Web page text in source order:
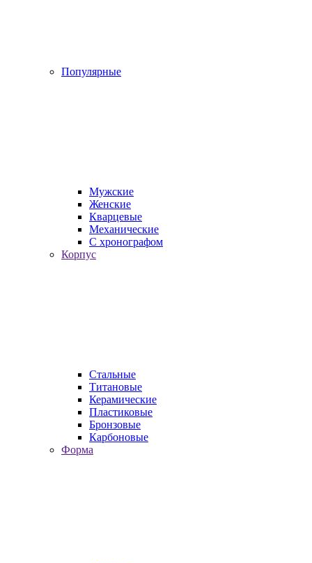
Популярные
Мужские
Женские
Кварцевые
Механические
С хронографом
Корпус
Стальные
Титановые
Керамические
Пластиковые
Бронзовые
Карбоновые
Форма